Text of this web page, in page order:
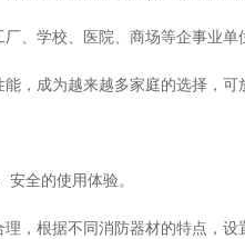
、学校、医院、商场等企事业单
，成为越来越多家庭的选择，可
全的使用体验。
，根据不同消防器材的特点，设